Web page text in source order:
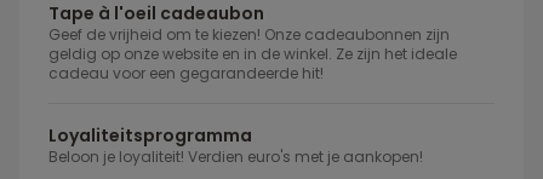
Tape à l'oeil cadeaubon
Geef de vrijheid om te kiezen! Onze cadeaubonnen zijn
geldig op onze website en in de winkel. Ze zijn het ideale
cadeau voor een gegarandeerde hit!
Loyaliteitsprogramma
Beloon je loyaliteit! Verdien euro's met je aankopen!